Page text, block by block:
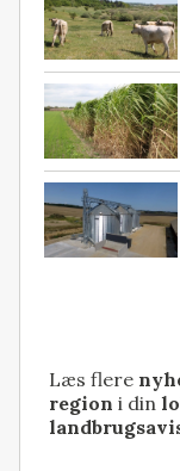
Læs flere
region i din